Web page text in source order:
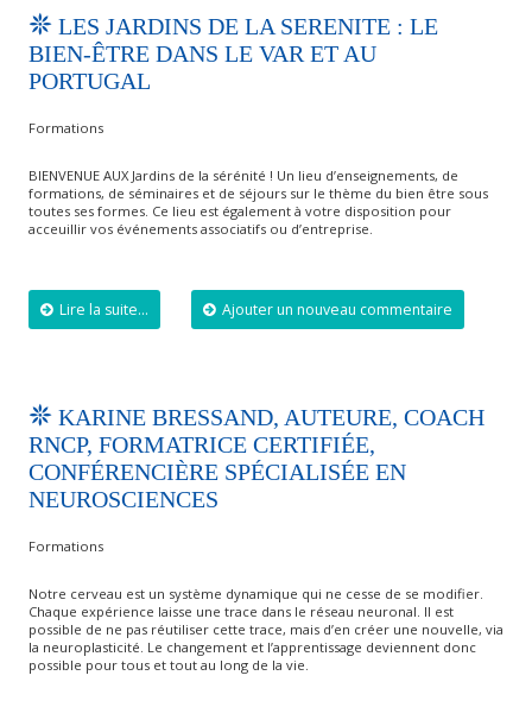
LES JARDINS DE LA SERENITE : LE
BIEN-ÊTRE DANS LE VAR ET AU
PORTUGAL
Formations
BIENVENUE AUX Jardins de la sérénité ! Un lieu d’enseignements, de
formations, de séminaires et de séjours sur le thème du bien être sous
toutes ses formes. Ce lieu est également à votre disposition pour
acceuillir vos événements associatifs ou d’entreprise.
Lire la suite... Ajouter un nouveau commentaire
KARINE BRESSAND, AUTEURE, COACH
RNCP, FORMATRICE CERTIFIÉE,
CONFÉRENCIÈRE SPÉCIALISÉE EN
NEUROSCIENCES
Formations
Notre cerveau est un système dynamique qui ne cesse de se modifier.
Chaque expérience laisse une trace dans le réseau neuronal. Il est
possible de ne pas réutiliser cette trace, mais d’en créer une nouvelle, via
la neuroplasticité. Le changement et l’apprentissage deviennent donc
possible pour tous et tout au long de la vie.